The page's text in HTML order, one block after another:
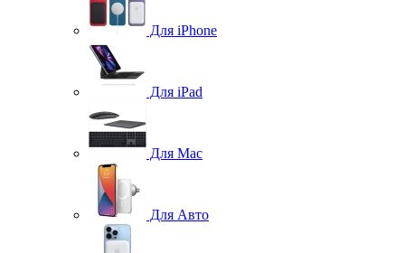
Для iPhone
Для iPad
Для Mac
Для Авто